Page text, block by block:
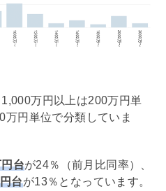
万円以上は200万円単
円単位で分類していま
台が24％（前月比同率）、
台が13％となっています。